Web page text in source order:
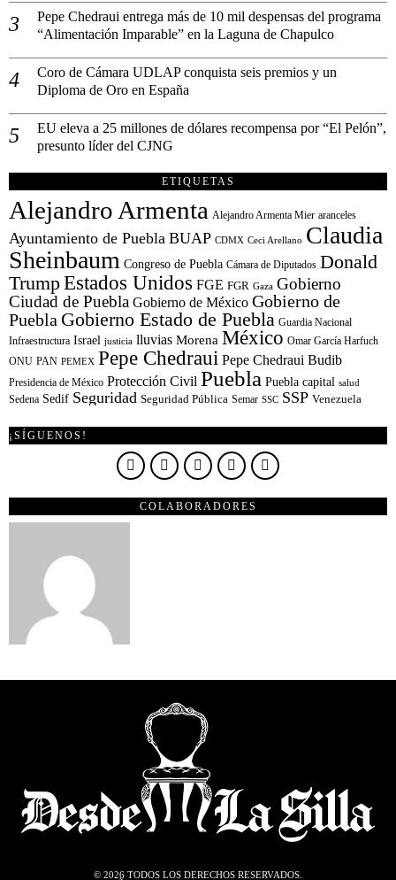
Pepe Chedraui entrega más de 10 mil despensas del programa
“Alimentación Imparable” en la Laguna de Chapulco
Coro de Cámara UDLAP conquista seis premios y un
Diploma de Oro en España
EU eleva a 25 millones de dólares recompensa por “El Pelón”,
presunto líder del CJNG
ETIQUETAS
Alejandro Armenta Alejandro Armenta Mier aranceles
Ayuntamiento de Puebla BUAP CDMX Ceci Arellano Claudia
Sheinbaum Congreso de Puebla Cámara de Diputados Donald
TrumpEstados Unidos FGE FGR Gaza Gobierno
Ciudad de Puebla Gobierno de México Gobierno de
Puebla Gobierno Estado de Puebla Guardia Nacional
Infraestructura Israel justicia lluvias Morena México Omar García Harfuch
ONU PAN PEMEX Pepe Chedraui Pepe Chedraui Budib
Presidencia de México Protección Civil Puebla Puebla capital salud
Sedena Sedif Seguridad Seguridad Pública Semar SSC SSP Venezuela
¡SÍGUENOS!
COLABORADORES
© 2026 TODOS LOS DERECHOS RESERVADOS.